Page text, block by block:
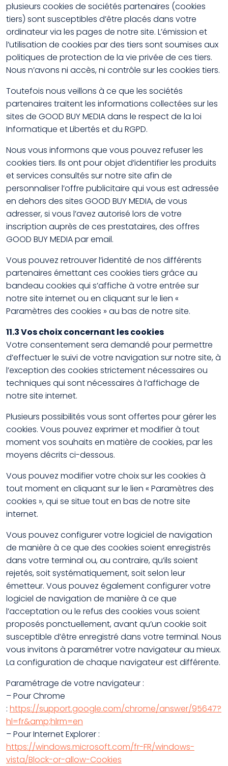
plusieurs cookies de sociétés partenaires (cookies
tiers) sont susceptibles d’être placés dans votre
ordinateur via les pages de notre site. L’émission et
l’utilisation de cookies par des tiers sont soumises aux
politiques de protection de la vie privée de ces tiers.
Nous n’avons ni accès, ni contrôle sur les cookies tiers.
Toutefois nous veillons à ce que les sociétés
partenaires traitent les informations collectées sur les
sites de GOOD BUY MEDIA dans le respect de la loi
Informatique et Libertés et du RGPD.
Nous vous informons que vous pouvez refuser les
cookies tiers. Ils ont pour objet d’identifier les produits
et services consultés sur notre site afin de
personnaliser l’offre publicitaire qui vous est adressée
en dehors des sites GOOD BUY MEDIA, de vous
adresser, si vous l’avez autorisé lors de votre
inscription auprès de ces prestataires, des offres
GOOD BUY MEDIA par email.
Vous pouvez retrouver l’identité de nos différents
partenaires émettant ces cookies tiers grâce au
bandeau cookies qui s’affiche à votre entrée sur
notre site internet ou en cliquant sur le lien «
Paramètres des cookies » au bas de notre site.
11.3 Vos choix concernant les cookies
Votre consentement sera demandé pour permettre
d’effectuer le suivi de votre navigation sur notre site, à
l’exception des cookies strictement nécessaires ou
techniques qui sont nécessaires à l’affichage de
notre site internet.
Plusieurs possibilités vous sont offertes pour gérer les
cookies. Vous pouvez exprimer et modifier à tout
moment vos souhaits en matière de cookies, par les
moyens décrits ci-dessous.
Vous pouvez modifier votre choix sur les cookies à
tout moment en cliquant sur le lien « Paramètres des
cookies », qui se situe tout en bas de notre site
internet.
Vous pouvez configurer votre logiciel de navigation
de manière à ce que des cookies soient enregistrés
dans votre terminal ou, au contraire, qu’ils soient
rejetés, soit systématiquement, soit selon leur
émetteur. Vous pouvez également configurer votre
logiciel de navigation de manière à ce que
l’acceptation ou le refus des cookies vous soient
proposés ponctuellement, avant qu’un cookie soit
susceptible d’être enregistré dans votre terminal. Nous
vous invitons à paramétrer votre navigateur au mieux.
La configuration de chaque navigateur est différente.
Paramétrage de votre navigateur :
– Pour Chrome
: https://support.google.com/chrome/answer/95647?
hl=fr&amp;hlrm=en
– Pour Internet Explorer :
https://windows.microsoft.com/fr-FR/windows-
vista/Block-or-allow-Cookies